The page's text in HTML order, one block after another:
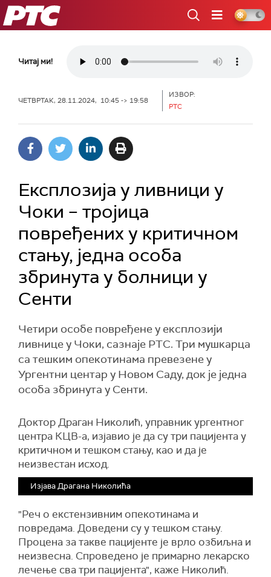
РТС
Читај ми!
ЧЕТВРТАК, 28.11.2024, 10:45 -> 19:58
ИЗВОР:
РТС
Експлозија у ливници у
Чоки – тројица
повређених у критичном
стању, једна особа
збринута у болници у
Сенти
Четири особе повређенe у експлозији
ливнице у Чоки, сазнаје РТС. Три мушкарца
са тешким опекотинама превезене у
Ургентни центар у Новом Саду, док је једна
особа збринута у Сенти.
Доктор Драган Николић, управник ургентног
центра КЦВ-а, изјавио је да су три пацијента у
критичном и тешком стању, као и да је
неизвестан исход.
Изјава Драгана Николића
"Реч о екстензивним опекотинама и
повредама. Доведени су у тешком стању.
Процена за такве пацијенте је врло озбиљна и
неизвесна. Спроведено је примарно лекарско
лечење сва три пацијента", каже Николић.